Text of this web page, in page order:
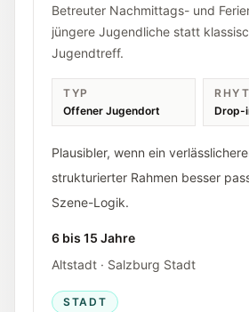
Betreuter Nachmittags- und
jüngere Jugendliche statt
Jugendtreff.
TYP
Offener Jugendort
Drop-
Plausibler, wenn ein
strukturierter Rahmen besser
Szene-Logik.
6 bis 15 Jahre
Altstadt · Salzburg Stadt
STADT